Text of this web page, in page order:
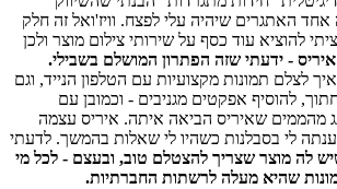
האתגרים שיהיה עלי לפצח. וויז'ואל זה חלק
להוציא עוד כסף על שירותי צילום מוצר ולכן
- ידעתי שזה הפתרון המושלם בשבילי.
לצלם תמונות מקצועיות עם הטלפון הנייד, וגם
להוסיף אפקטים מגניבים - וכמובן עם
מהממים שאיריס הביאה איתה. איריס עצמה
לי בסבלנות כשהיו לי שאלות בהמשך. לדעתי
לה מוצר שצריך להצטלם טוב, ובעצם - לכל מי
שהיא מעלה לרשתות החברתיות.